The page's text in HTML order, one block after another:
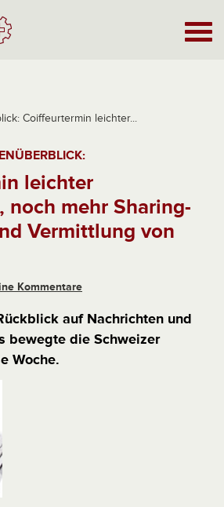
Coiffeurtermin leichter...
leichter
noch mehr Sharing-
Vermittlung von
Kommentare
auf Nachrichten und
bewegte die Schweizer
Woche.